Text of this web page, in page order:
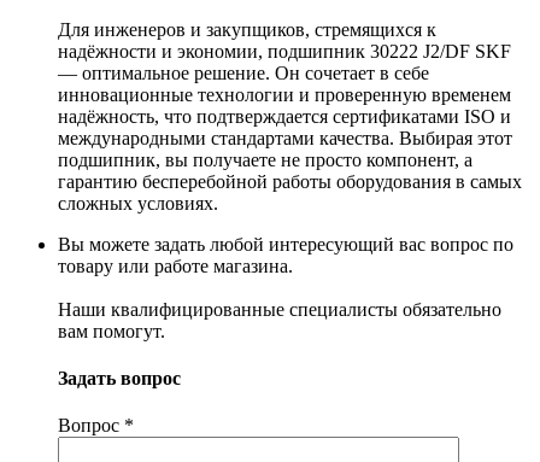
Для инженеров и закупщиков, стремящихся к
надёжности и экономии, подшипник 30222 J2/DF SKF
— оптимальное решение. Он сочетает в себе
инновационные технологии и проверенную временем
надёжность, что подтверждается сертификатами ISO и
международными стандартами качества. Выбирая этот
подшипник, вы получаете не просто компонент, а
гарантию бесперебойной работы оборудования в самых
сложных условиях.
Вы можете задать любой интересующий вас вопрос по
товару или работе магазина.
Наши квалифицированные специалисты обязательно
вам помогут.
Задать вопрос
Вопрос *